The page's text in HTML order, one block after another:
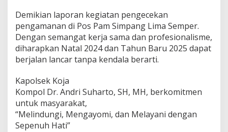
S
e
m
p
e
Demikian laporan kegiatan pengecekan
pengamanan di Pos Pam Simpang Lima Semper.
Dengan semangat kerja sama dan profesionalisme,
diharapkan Natal 2024 dan Tahun Baru 2025 dapat
berjalan lancar tanpa kendala berarti.
Kapolsek Koja
Kompol Dr. Andri Suharto, SH, MH, berkomitmen
untuk masyarakat,
“Melindungi, Mengayomi, dan Melayani dengan
Sepenuh Hati”